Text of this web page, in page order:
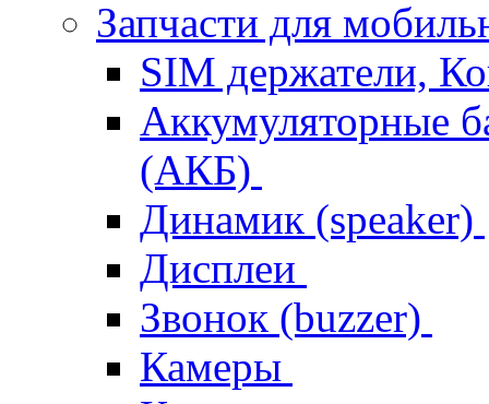
Запчасти для
SIM держатели,
Аккумуляторные
(АКБ)
Динамик (speaker)
Дисплеи
Звонок (buzzer)
Камеры